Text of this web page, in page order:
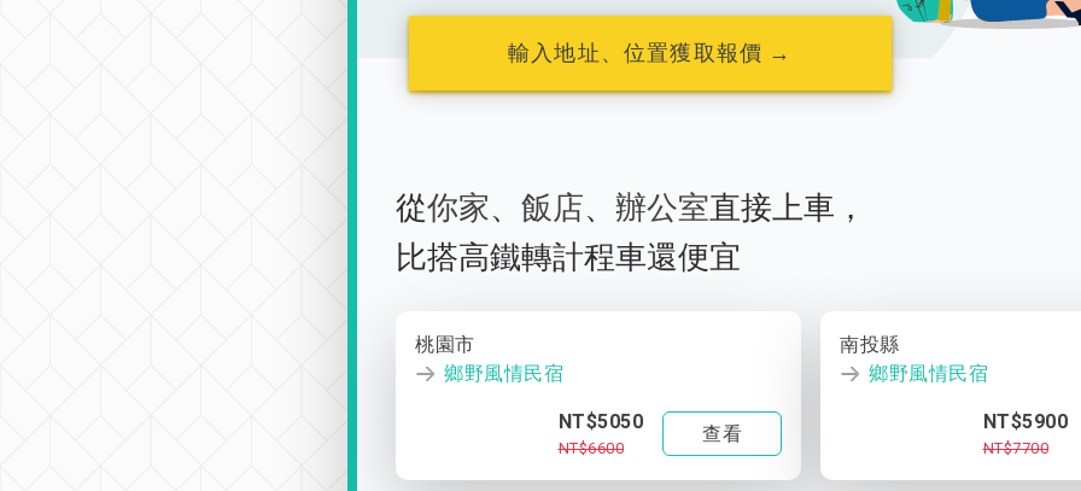
輸入地址、位置獲取報價 →
從你家、 飯店、 辦公室直接上車，
比搭高鐵轉計程車還便宜
桃園市
鄉野風情民宿
NT$5050
NT$6600
查看
南投縣
鄉野風情民宿
NT$5900
NT$7700